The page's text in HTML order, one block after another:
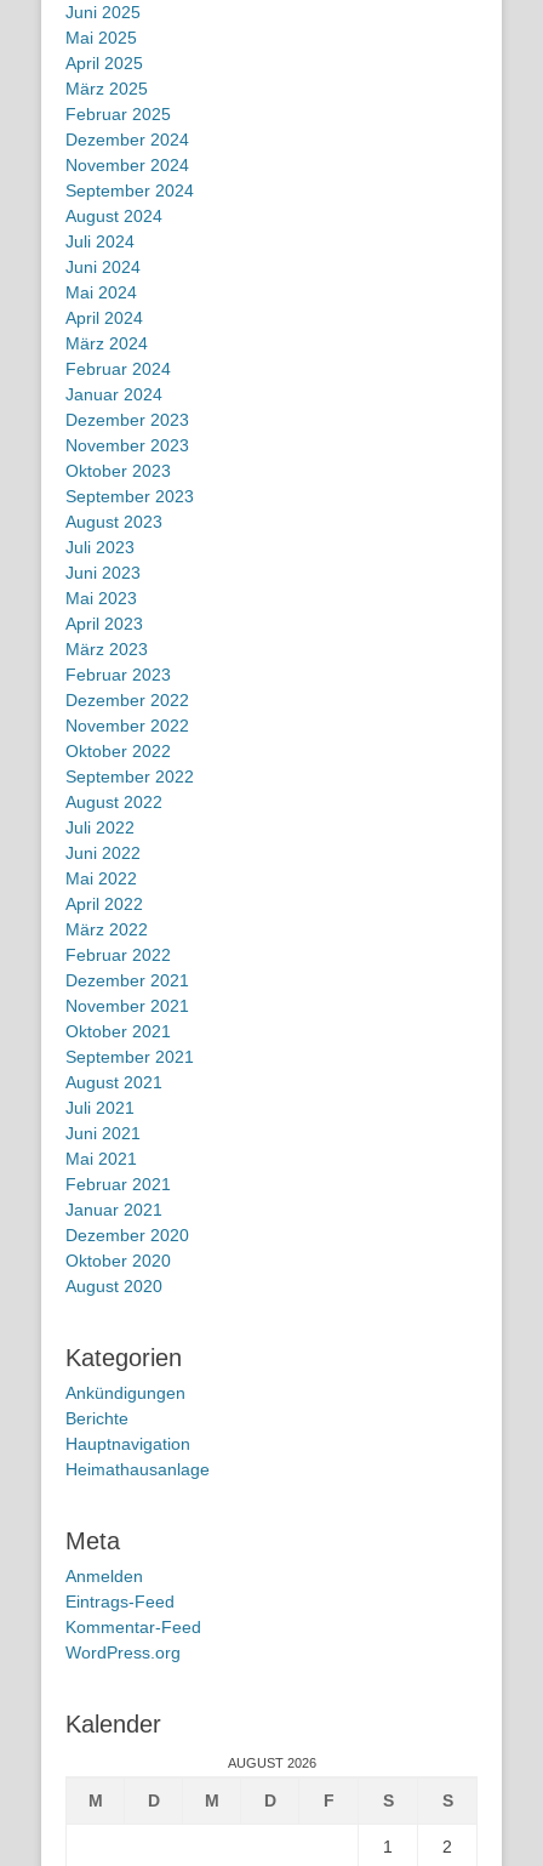
Juni 2025
Mai 2025
April 2025
März 2025
Februar 2025
Dezember 2024
November 2024
September 2024
August 2024
Juli 2024
Juni 2024
Mai 2024
April 2024
März 2024
Februar 2024
Januar 2024
Dezember 2023
November 2023
Oktober 2023
September 2023
August 2023
Juli 2023
Juni 2023
Mai 2023
April 2023
März 2023
Februar 2023
Dezember 2022
November 2022
Oktober 2022
September 2022
August 2022
Juli 2022
Juni 2022
Mai 2022
April 2022
März 2022
Februar 2022
Dezember 2021
November 2021
Oktober 2021
September 2021
August 2021
Juli 2021
Juni 2021
Mai 2021
Februar 2021
Januar 2021
Dezember 2020
Oktober 2020
August 2020
Kategorien
Ankündigungen
Berichte
Hauptnavigation
Heimathausanlage
Meta
Anmelden
Eintrags-Feed
Kommentar-Feed
WordPress.org
Kalender
AUGUST 2026
M D M D F S S
1 2